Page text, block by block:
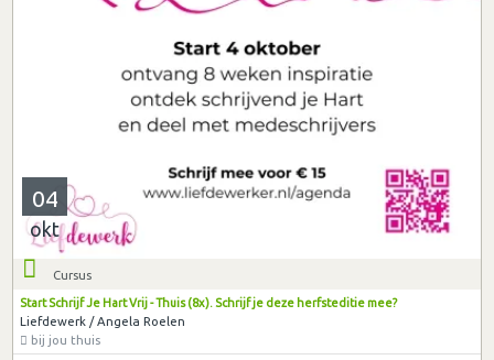
04
okt
Cursus
Start Schrijf Je Hart Vrij - Thuis (8x). Schrijf je deze herfsteditie mee?
Liefdewerk / Angela Roelen
bij jou thuis